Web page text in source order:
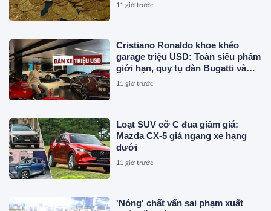
11 giờ trước
Cristiano Ronaldo khoe khéo
garage triệu USD: Toàn siêu phẩm
giới hạn, quy tụ dàn Bugatti và
Ferrari đắt đỏ
11 giờ trước
Loạt SUV cỡ C đua giảm giá:
Mazda CX-5 giá ngang xe hạng
dưới
11 giờ trước
'Nóng' chất vấn sai phạm xuất